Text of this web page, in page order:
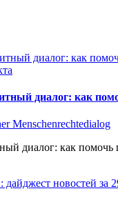
диалог: как
Menschenrechtedialog
диалог: как помочь